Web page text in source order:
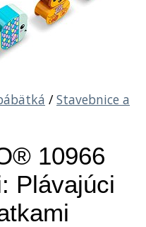
/ Stavebnice a
10966
Plávajúci